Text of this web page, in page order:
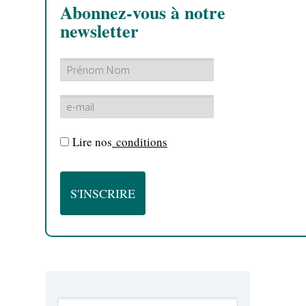
Abonnez-vous à notre
newsletter
Lire nos conditions